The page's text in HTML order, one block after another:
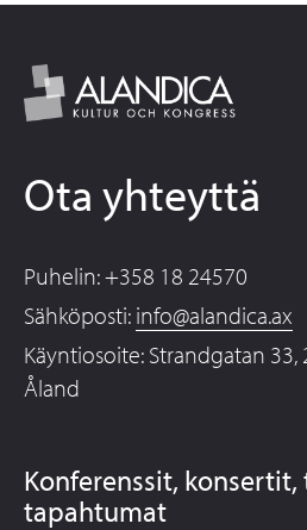
Ota yhteyttä
Puhelin: +358 18 24570
Sähköposti: info@alandica.ax
Käyntiosoite: Strandgatan
Åland
Konferenssit,
tapahtumat